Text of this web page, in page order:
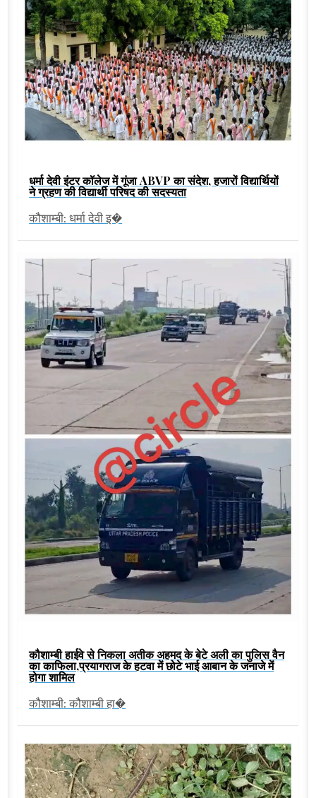
धर्मा देवी इंटर कॉलेज में गूंजा ABVP का संदेश, हजारों विद्यार्थियों
ने ग्रहण की विद्यार्थी परिषद की सदस्यता
कौशाम्बी: धर्मा देवी इ�
कौशाम्बी हाईवे से निकला अतीक अहमद के बेटे अली का पुलिस वैन
का काफिला,प्रयागराज के हटवा में छोटे भाई आबान के जनाजे में
होगा शामिल
कौशाम्बी: कौशाम्बी हा�